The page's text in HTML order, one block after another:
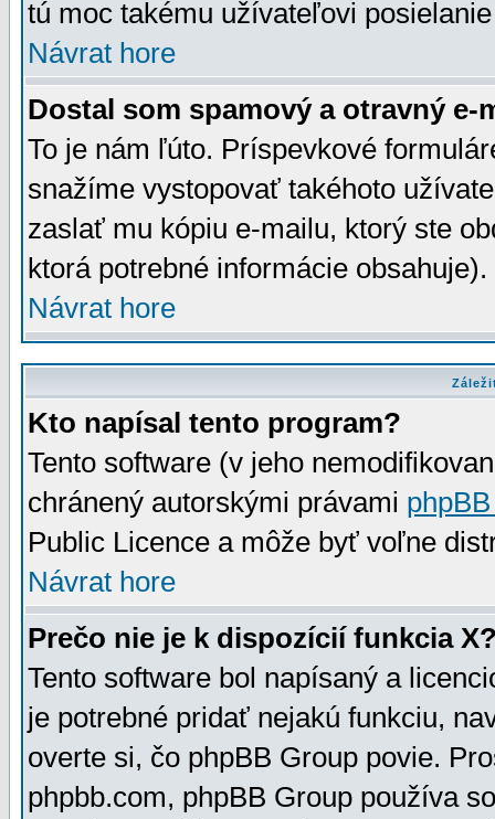
tú moc takému užívateľovi
Návrat hore
Dostal som spamový a otravný e-
To je nám ľúto. Príspevkové
snažíme vystopovať takéhoto
zaslať mu kópiu e-mailu, ktorý ste
ktorá potrebné informácie
Návrat hore
Kto napísal tento program?
Tento software (v jeho
chránený autorskými právami
Public Licence a môže byť voľne
Návrat hore
Prečo nie je k dispozícií funkcia
Tento software bol napísaný a
je potrebné pridať nejakú funkciu,
overte si, čo phpBB Group povie.
phpbb.com, phpBB Group používa